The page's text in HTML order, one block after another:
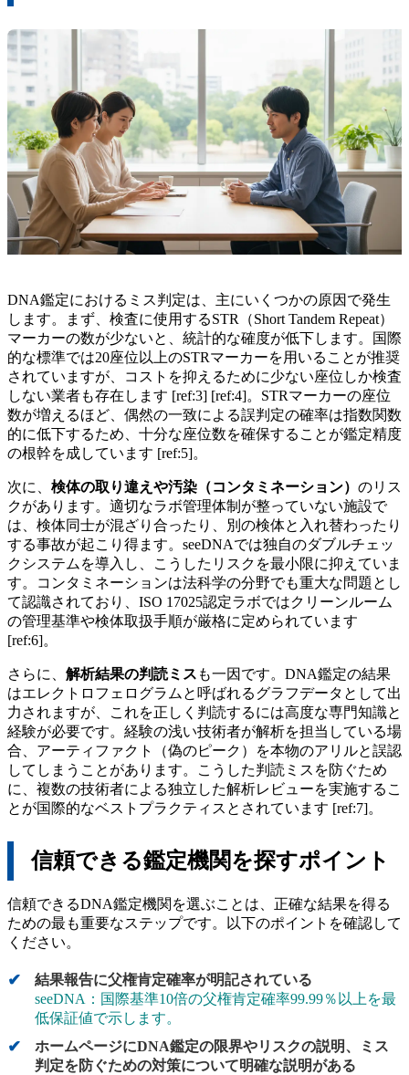
DNA鑑定におけるミス判定は、主にいくつかの原因で発生
します。まず、検査に使用するSTR（Short Tandem Repeat）
マーカーの数が少ないと、統計的な確度が低下します。国際
的な標準では20座位以上のSTRマーカーを用いることが推奨
されていますが、コストを抑えるために少ない座位しか検査
しない業者も存在します [ref:3] [ref:4]。STRマーカーの座位
数が増えるほど、偶然の一致による誤判定の確率は指数関数
的に低下するため、十分な座位数を確保することが鑑定精度
の根幹を成しています [ref:5]。
次に、 検体の取り違えや汚染（コンタミネーション） のリス
クがあります。適切なラボ管理体制が整っていない施設で
は、検体同士が混ざり合ったり、別の検体と入れ替わったり
する事故が起こり得ます。seeDNAでは独自のダブルチェッ
クシステムを導入し、こうしたリスクを最小限に抑えていま
す。コンタミネーションは法科学の分野でも重大な問題とし
て認識されており、ISO 17025認定ラボではクリーンルーム
の管理基準や検体取扱手順が厳格に定められています
[ref:6]。
さらに、 解析結果の判読ミス も一因です。DNA鑑定の結果
はエレクトロフェログラムと呼ばれるグラフデータとして出
力されますが、これを正しく判読するには高度な専門知識と
経験が必要です。経験の浅い技術者が解析を担当している場
合、アーティファクト（偽のピーク）を本物のアリルと誤認
してしまうことがあります。こうした判読ミスを防ぐため
に、複数の技術者による独立した解析レビューを実施するこ
とが国際的なベストプラクティスとされています [ref:7]。
信頼できる鑑定機関を探すポイント
信頼できるDNA鑑定機関を選ぶことは、正確な結果を得る
ための最も重要なステップです。以下のポイントを確認して
ください。
結果報告に父権肯定確率が明記されている
seeDNA：国際基準10倍の父権肯定確率99.99％以上を最
低保証値で示します。
ホームページにDNA鑑定の限界やリスクの説明、ミス
判定を防ぐための対策について明確な説明がある